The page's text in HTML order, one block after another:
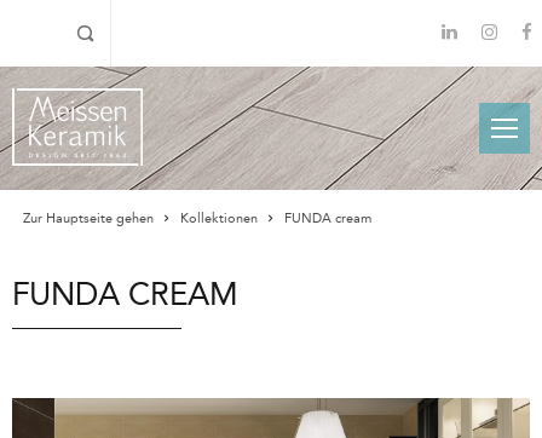
Zur Hauptseite gehen Kollektionen FUNDA cream
FUNDA CREAM